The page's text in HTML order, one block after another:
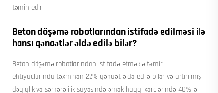
təmin edir.
Beton döşəmə robotlarından istifadə edilməsi ilə
hansı qənaətlər əldə edilə bilər?
Beton döşəmə robotlarından istifadə etməklə təmir
ehtiyaclarında təxminən 22% qənaət əldə edilə bilər və artırılmış
dəqiqlik və səmərəlilik sayəsində əmək haqqı xərclərində 40%-ə